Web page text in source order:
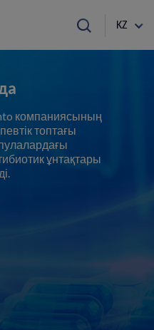
KZ
компаниясының
топтағы
ұнтақтары